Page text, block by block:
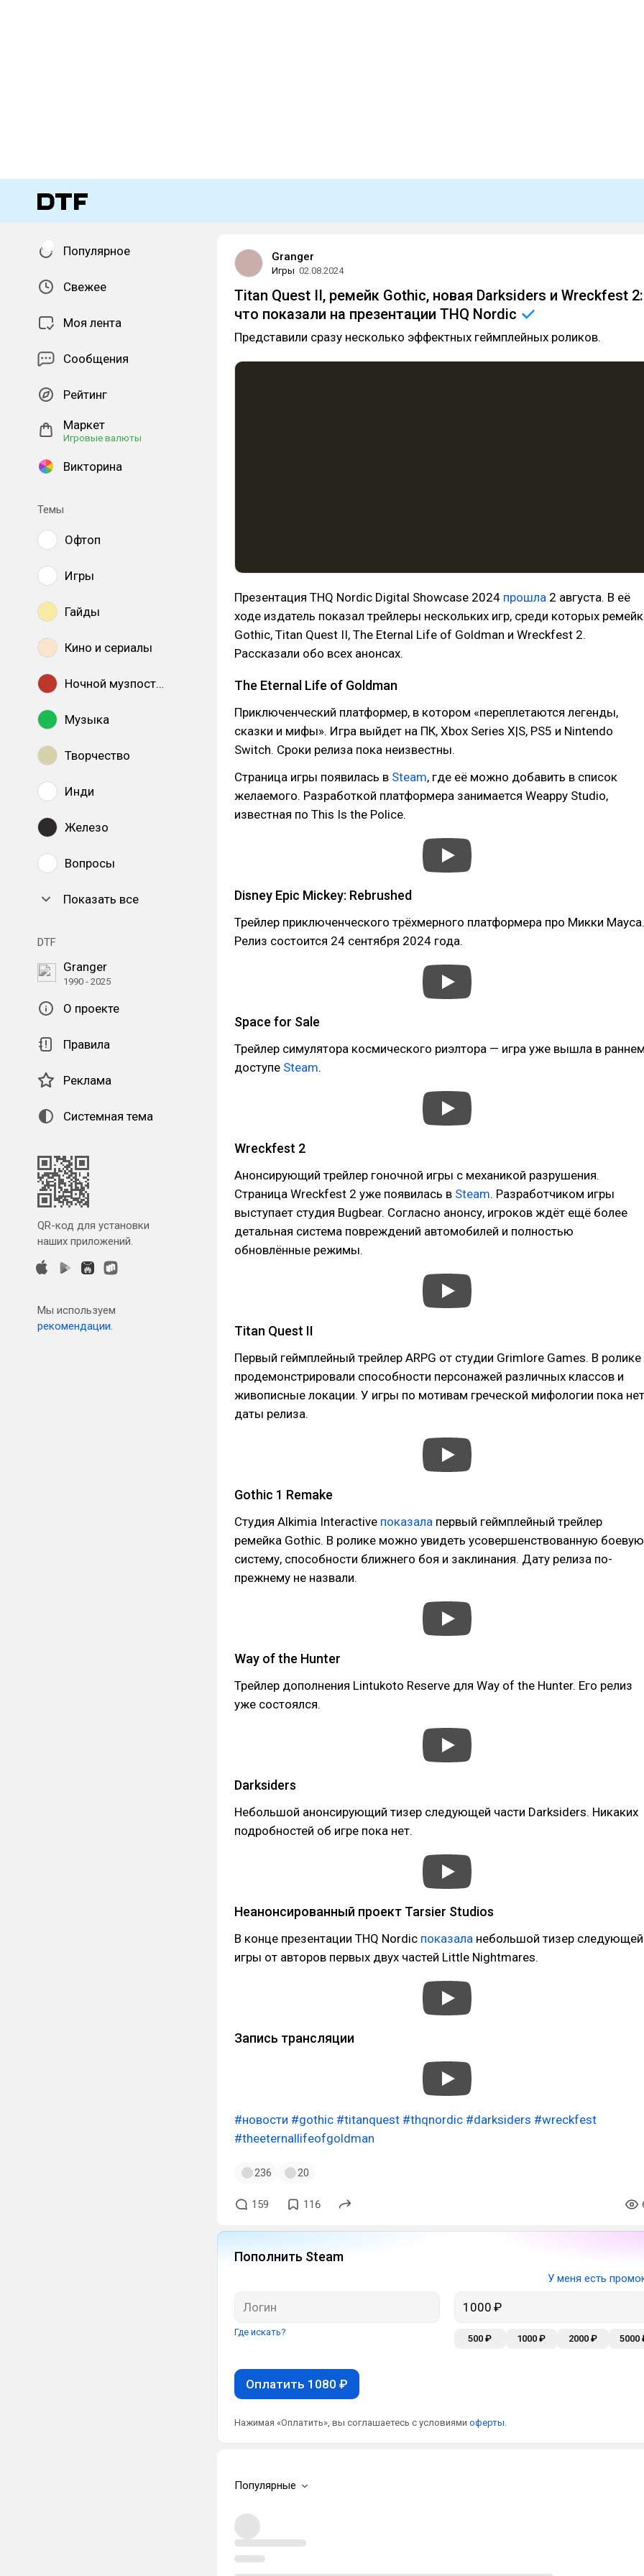
Популярное
Свежее
Моя лента
Сообщения
Рейтинг
Маркет
Игровые валюты
Викторина
Темы
Офтоп
Игры
Гайды
Кино и сериалы
Ночной музпостинг
Музыка
Творчество
Инди
Железо
Вопросы
Показать все
DTF
Granger
1990 - 2025
О проекте
Правила
Реклама
Системная тема
QR-код для установки
наших приложений.
Мы используем
рекомендации.
Granger
Игры 02.08.2024
Titan Quest II, ремейк Gothic, новая Darksiders и Wreckfest 2:
что показали на презентации THQ Nordic
Представили сразу несколько эффектных геймплейных роликов.
Презентация THQ Nordic Digital Showcase 2024 прошла 2 августа. В её
ходе издатель показал трейлеры нескольких игр, среди которых ремейк
Gothic, Titan Quest II, The Eternal Life of Goldman и Wreckfest 2.
Рассказали обо всех анонсах.
The Eternal Life of Goldman
Приключенческий платформер, в котором «переплетаются легенды,
сказки и мифы». Игра выйдет на ПК, Xbox Series X|S, PS5 и Nintendo
Switch. Сроки релиза пока неизвестны.
Страница игры появилась в Steam, где её можно добавить в список
желаемого. Разработкой платформера занимается Weappy Studio,
известная по This Is the Police.
Disney Epic Mickey: Rebrushed
Трейлер приключенческого трёхмерного платформера про Микки Мауса.
Релиз состоится 24 сентября 2024 года.
Space for Sale
Трейлер симулятора космического риэлтора — игра уже вышла в
доступе Steam.
Wreckfest 2
Анонсирующий трейлер гоночной игры с механикой разрушения.
Страница Wreckfest 2 уже появилась в Steam. Разработчиком игры
выступает студия Bugbear. Согласно анонсу, игроков ждёт ещё более
детальная система повреждений автомобилей и полностью
обновлённые режимы.
Titan Quest II
Первый геймплейный трейлер ARPG от студии Grimlore Games. В ролике
продемонстрировали способности персонажей различных классов и
живописные локации. У игры по мотивам греческой мифологии пока нет
даты релиза.
Gothic 1 Remake
Студия Alkimia Interactive показала первый геймплейный трейлер
ремейка Gothic. В ролике можно увидеть усовершенствованную боевую
систему, способности ближнего боя и заклинания. Дату релиза по-
прежнему не назвали.
Way of the Hunter
Трейлер дополнения Lintukoto Reserve для Way of the Hunter. Его релиз
уже состоялся.
Darksiders
Небольшой анонсирующий тизер следующей части Darksiders. Никаких
подробностей об игре пока нет.
Неанонсированный проект Tarsier Studios
В конце презентации THQ Nordic показала небольшой тизер следующей
игры от авторов первых двух частей Little Nightmares.
Запись трансляции
#новости #gothic #titanquest #thqnordic #darksiders #wreckfest
#theeternallifeofgoldman
236 20
159 116
Пополнить Steam
У меня есть
Где искать?
500 ₽ 1000 ₽ 2000 ₽ 5000
Оплатить 1080 ₽
Нажимая «Оплатить», вы соглашаетесь с условиями оферты.
Популярные